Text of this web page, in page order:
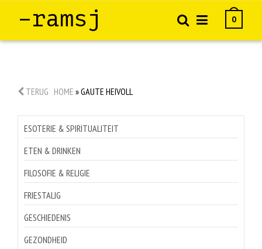
–ramsj 0
TERUG HOME »GAUTE HEIVOLL
ESOTERIE & SPIRITUALITEIT
ETEN & DRINKEN
FILOSOFIE & RELIGIE
FRIESTALIG
GESCHIEDENIS
GEZONDHEID